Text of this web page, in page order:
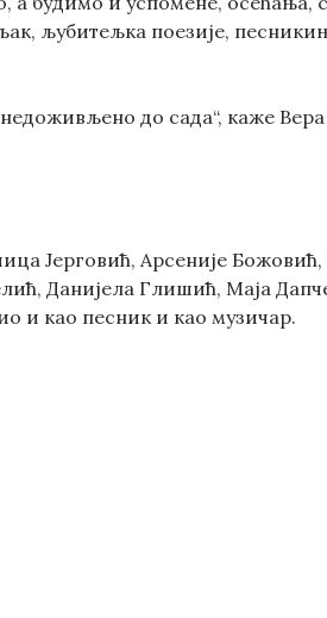
љубитељка поезије,
до сада“, каже
Јерговић, Арсеније
Данијела Глишић, Маја
и као песник и као музичар.